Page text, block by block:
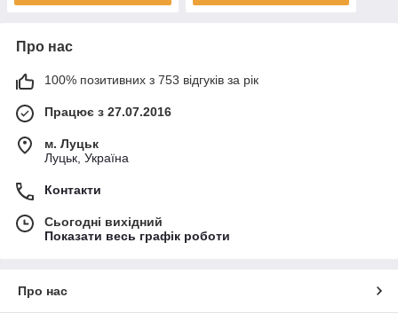
Про нас
100% позитивних з 753 відгуків за рік
Працює з 27.07.2016
м. Луцьк
Луцьк, Україна
Контакти
Сьогодні вихідний
Показати весь графік роботи
Про нас